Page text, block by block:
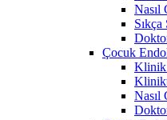
Nasıl
Çocuk
Klinik
Nasıl